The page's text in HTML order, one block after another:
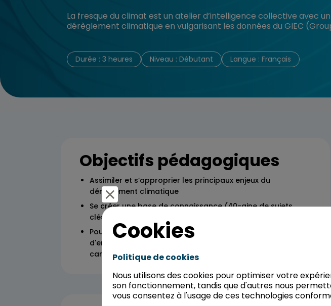
La fresque du climat est un atelier d’intelligence collective avec
dérèglement climatique en vulgarisant les données du GIEC
Durée : 3 heures Niveau : Débutant Langue : Français
Objectifs pédagogiques
Assimiler et s’approprier les principaux enjeux du
dérèglement climatique
Se créer une base de connaissance (40-aine de sujets
clés) en matière de prise de conscience environnementale
Pour ce cours les moyens pédagogiques et les méthodes
d'enseignement utilisés sont principalement : jeu de 42
cartes.
Cookies
Politique de cookies
Nous utilisons des cookies pour optimiser votre
son fonctionnement, tandis que d'autres nous
vous consentez à l'usage de ces technologies